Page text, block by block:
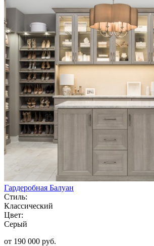
Гардеробная Балуан
Стиль:
Классический
Цвет:
Серый
от 190 000 руб.